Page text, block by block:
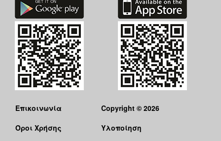
Επικοινωνία
Όροι Χρήσης
Copyright © 2026
Υλοποίηση